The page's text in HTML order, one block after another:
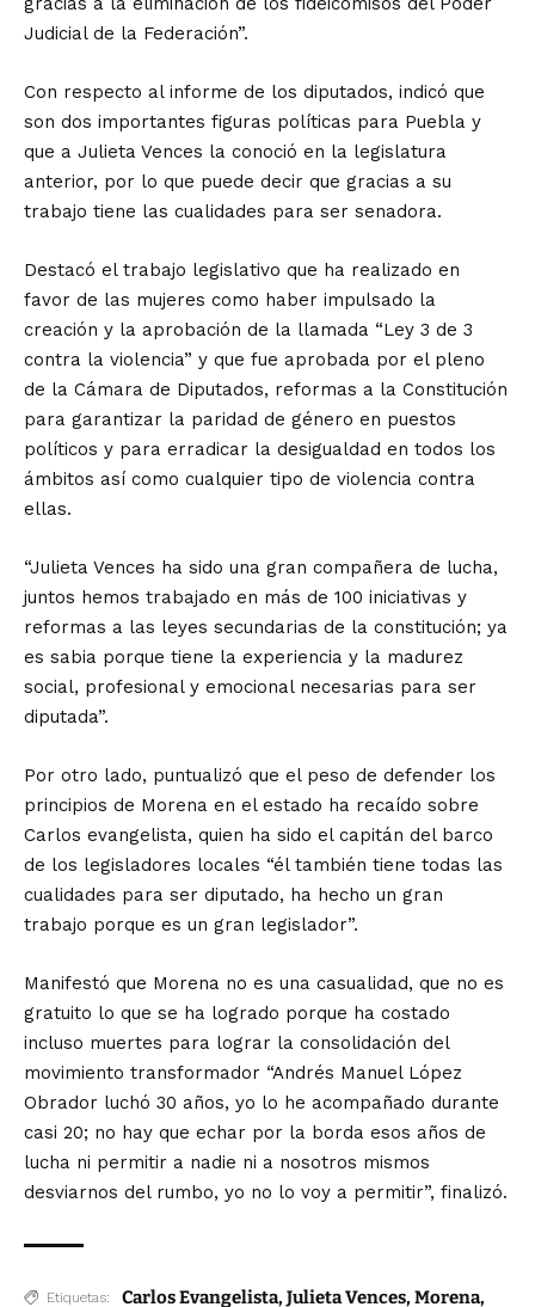
Judicial de la Federación”.
Con respecto al informe de los diputados, indicó que
son dos importantes figuras políticas para Puebla y
que a Julieta Vences la conoció en la legislatura
anterior, por lo que puede decir que gracias a su
trabajo tiene las cualidades para ser senadora.
Destacó el trabajo legislativo que ha realizado en
favor de las mujeres como haber impulsado la
creación y la aprobación de la llamada “Ley 3 de 3
contra la violencia” y que fue aprobada por el pleno
de la Cámara de Diputados, reformas a la Constitución
para garantizar la paridad de género en puestos
políticos y para erradicar la desigualdad en todos los
ámbitos así como cualquier tipo de violencia contra
ellas.
“Julieta Vences ha sido una gran compañera de lucha,
juntos hemos trabajado en más de 100 iniciativas y
reformas a las leyes secundarias de la constitución; ya
es sabia porque tiene la experiencia y la madurez
social, profesional y emocional necesarias para ser
diputada”.
Por otro lado, puntualizó que el peso de defender los
principios de Morena en el estado ha recaído sobre
Carlos evangelista, quien ha sido el capitán del barco
de los legisladores locales “él también tiene todas las
cualidades para ser diputado, ha hecho un gran
trabajo porque es un gran legislador”.
Manifestó que Morena no es una casualidad, que no es
gratuito lo que se ha logrado porque ha costado
incluso muertes para lograr la consolidación del
movimiento transformador “Andrés Manuel López
Obrador luchó 30 años, yo lo he acompañado durante
casi 20; no hay que echar por la borda esos años de
lucha ni permitir a nadie ni a nosotros mismos
desviarnos del rumbo, yo no lo voy a permitir”, finalizó.
Etiquetas: Carlos Evangelista, Julieta Vences, Morena,